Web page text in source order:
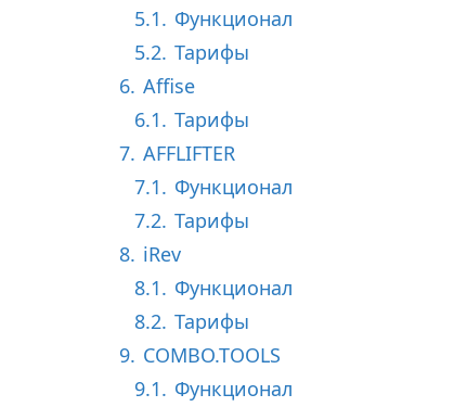
5.1. Функционал
5.2. Тарифы
6. Affise
6.1. Тарифы
7. AFFLIFTER
7.1. Функционал
7.2. Тарифы
8. iRev
8.1. Функционал
8.2. Тарифы
9. COMBO.TOOLS
9.1. Функционал